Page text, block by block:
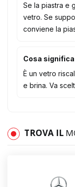
Se la piastra e
vetro. Se
conviene la
Cosa
È un vetro
e brina. Va
TROVA IL